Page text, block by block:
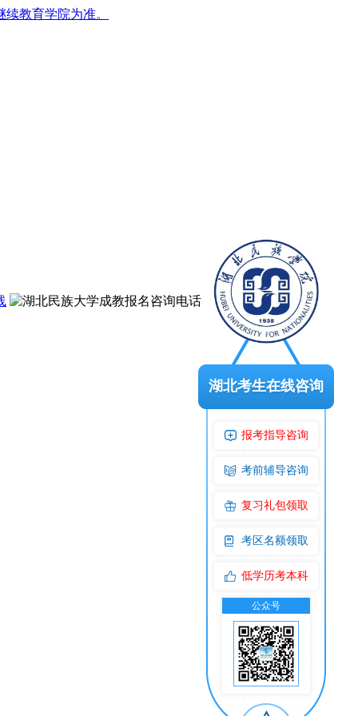
教育学院为准。
湖北考生在线咨询
报考指导咨询
考前辅导咨询
复习礼包领取
考区名额领取
低学历考本科
公众号